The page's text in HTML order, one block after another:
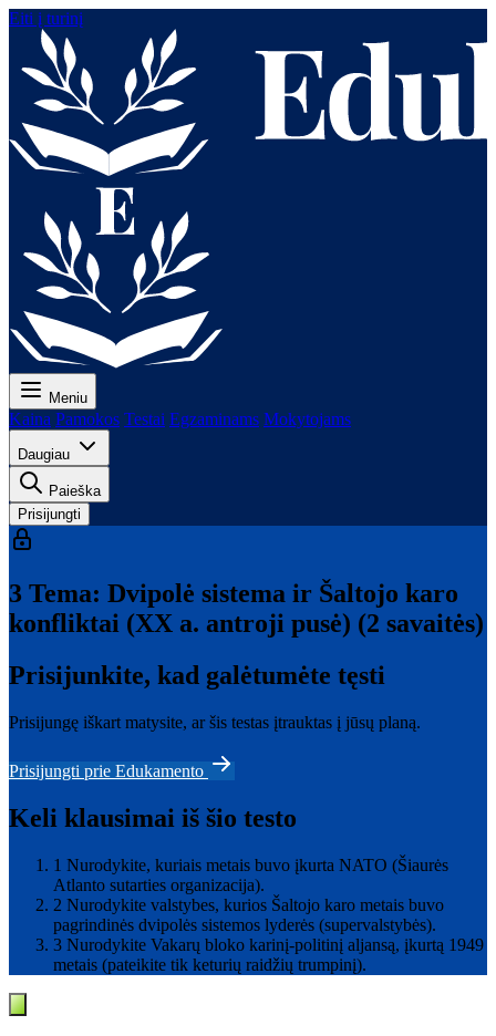
Eiti į turinį
Meniu
Kaina Pamokos Testai Egzaminams Mokytojams
Daugiau
Paieška
Prisijungti
3 Tema: Dvipolė sistema ir Šaltojo karo
konfliktai (XX a. antroji pusė) (2 savaitės)
Prisijunkite, kad galėtumėte tęsti
Prisijungę iškart matysite, ar šis testas įtrauktas į jūsų planą.
Prisijungti prie Edukamento
Keli klausimai iš šio testo
1 Nurodykite, kuriais metais buvo įkurta NATO (Šiaurės
Atlanto sutarties organizacija).
2 Nurodykite valstybes, kurios Šaltojo karo metais buvo
pagrindinės dvipolės sistemos lyderės (supervalstybės).
3 Nurodykite Vakarų bloko karinį-politinį aljansą, įkurtą 1949
metais (pateikite tik keturių raidžių trumpinį).